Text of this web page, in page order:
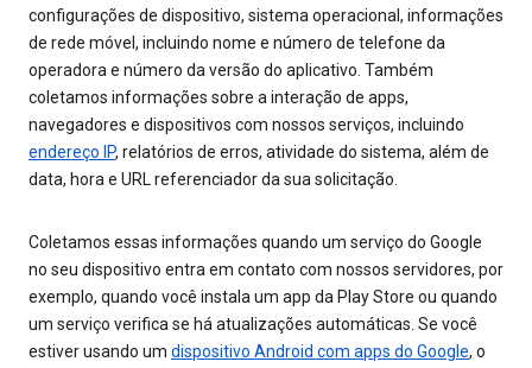
configurações de dispositivo, sistema operacional, informações
de rede móvel, incluindo nome e número de telefone da
operadora e número da versão do aplicativo. Também
coletamos informações sobre a interação de apps,
navegadores e dispositivos com nossos serviços, incluindo
endereço IP, relatórios de erros, atividade do sistema, além de
data, hora e URL referenciador da sua solicitação.
Coletamos essas informações quando um serviço do Google
no seu dispositivo entra em contato com nossos servidores, por
exemplo, quando você instala um app da Play Store ou quando
um serviço verifica se há atualizações automáticas. Se você
estiver usando um dispositivo Android com apps do Google, o